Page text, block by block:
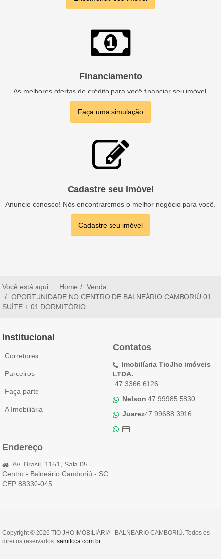
Financiamento
As melhores ofertas de crédito para você financiar seu imóvel.
Faça uma simulação
Cadastre seu Imóvel
Anuncie conosco! Nós encontraremos o melhor negócio para você.
Cadastre seu imóvel
Você está aqui: Home
Venda
OPORTUNIDADE NO CENTRO DE BALNEÁRIO CAMBORIÚ 01
SUÍTE + 01 DORMITÓRIO
Institucional
Corretores
Parceiros
Faça parte
A Imobiliária
Contatos
Imobilíaria TioJho imóveis
LTDA.
47 3366.6126
Nelson 47 99985.5830
Juarez47 99688 3916
Endereço
Av. Brasil, 1151, Sala 05 -
Centro - Balneário Camboriú - SC
CEP 88330-045
Copyright © 2026 TIO JHO IMÓBILIÁRIA - BALNEARIO CAMBORIÚ. Todos os
direitos reservados. samiloca.com.br.